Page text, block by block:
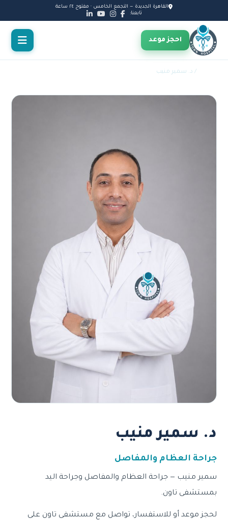
القاهرة الجديدة — التجمع الخامس · مفتوح ٢٤ ساعة
تابعنا:
احجز موعد
/ د. سمير منيب
د. سمير منيب
جراحة العظام والمفاصل
سمير منيب — جراحة العظام والمفاصل وجراحة اليد
بمستشفى تاون.
لحجز موعد أو للاستفسار، تواصل مع مستشفى تاون على